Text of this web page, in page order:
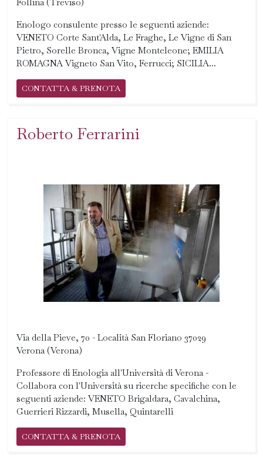
Enologo consulente presso le seguenti aziende:
VENETO Corte Sant'Alda, Le Fraghe, Le Vigne di San
Pietro, Sorelle Bronca, Vigne Monteleone; EMILIA
ROMAGNA Vigneto San Vito, Ferrucci; SICILIA...
CONTATTA & PRENOTA
Roberto Ferrarini
Via della Pieve, 70 - Località San Floriano 37029
Verona (Verona)
Professore di Enologia all'Università di Verona -
Collabora con l'Università su ricerche specifiche con le
seguenti aziende: VENETO Brigaldara, Cavalchina,
Guerrieri Rizzardi, Musella, Quintarelli
CONTATTA & PRENOTA